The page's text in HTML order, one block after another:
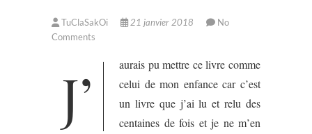
TuClaSakOi 21 janvier 2018
No
Comments
J’
aurais pu mettre ce livre comme
celui de mon enfance car c’est
un livre que j’ai lu et relu des
centaines de fois et je ne m’en